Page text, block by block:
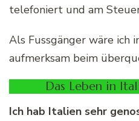
telefoniert und am
Als Fussgänger wäre ich
aufmerksam beim
Das Leben in
Ich hab Italien sehr